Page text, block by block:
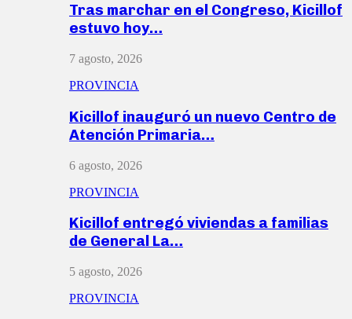
Tras marchar en el Congreso, Kicillof
estuvo hoy…
7 agosto, 2026
PROVINCIA
Kicillof inauguró un nuevo Centro de
Atención Primaria…
6 agosto, 2026
PROVINCIA
Kicillof entregó viviendas a familias
de General La…
5 agosto, 2026
PROVINCIA